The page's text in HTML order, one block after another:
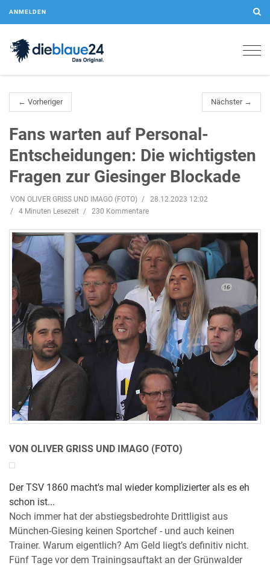
ANMELDEN
← Vorheriger Nächster →
Fans warten auf Personal-
Entscheidungen: Die wichtigsten
Fragen zur Giesinger Blockade
VON OLIVER GRISS UND IMAGO (FOTO)
28.12.2023 12:02
4 Minuten Lesezeit
230 Kommentare
VON OLIVER GRISS UND IMAGO (FOTO)
Der TSV 1860 macht's mal wieder komplizierter als es eh
schon ist...
Noch immer hat der abstiegsbedrohte Drittligist aus
München-Giesing keinen Sportchef - und auch keinen
Trainer. Warum eigentlich? Am Geld liegt’s definitiv nicht.
Fünf Tage vor dem Trainingsauftakt an der Grünwalder